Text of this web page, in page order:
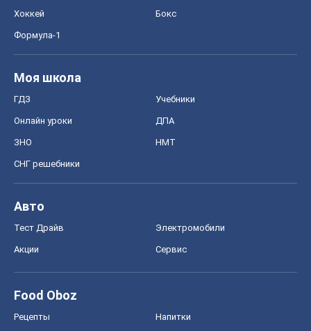
Хоккей Бокс
Формула-1
Моя школа
ГДЗ Учебники
Онлайн уроки ДПА
ЗНО НМТ
СНГ решебники
Авто
Тест Драйв Электромобили
Акции Сервис
Food Oboz
Рецепты Напитки